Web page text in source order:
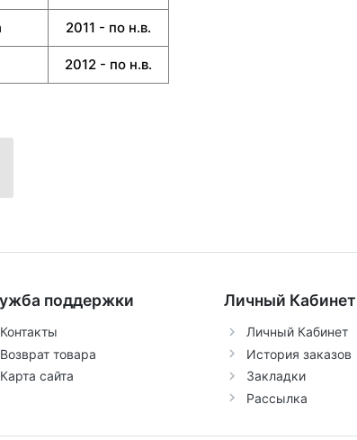
2011 - по н.в.
2012 - по н.в.
поддержки
Контакты
Возврат товара
Карта сайта
Личный Кабинет
Личный Кабинет
История заказов
Закладки
Рассылка